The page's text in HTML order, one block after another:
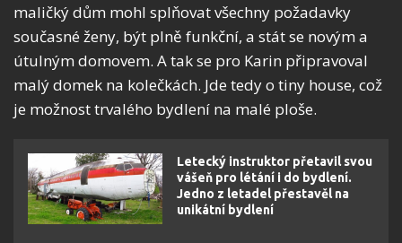
maličký dům mohl splňovat všechny požadavky
současné ženy, být plně funkční, a stát se novým a
útulným domovem. A tak se pro Karin připravoval
malý domek na kolečkách. Jde tedy o tiny house, což
je možnost trvalého bydlení na malé ploše.
Letecký instruktor přetavil svou
vášeň pro létání i do bydlení.
Jedno z letadel přestavěl na
unikátní bydlení